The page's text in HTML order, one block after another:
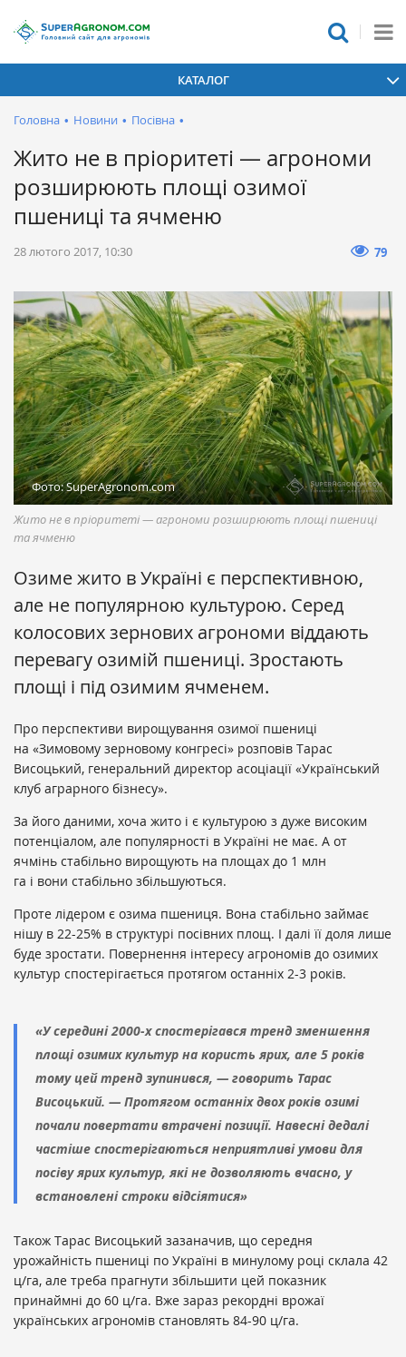
КАТАЛОГ
Головна • Новини • Посівна •
Жито не в пріоритеті — агрономи
розширюють площі озимої
пшениці та ячменю
28 лютого 2017, 10:30 79
Фото: SuperAgronom.com
Жито не в пріоритеті — агрономи розширюють площі пшениці
та ячменю
Озиме жито в Україні є перспективною,
але не популярною культурою. Серед
колосових зернових агрономи віддають
перевагу озимій пшениці. Зростають
площі і під озимим ячменем.
Про перспективи вирощування озимої пшениці
на «Зимовому зерновому конгресі» розповів Тарас
Висоцький, генеральний директор асоціації «Український
клуб аграрного бізнесу».
За його даними, хоча жито і є культурою з дуже високим
потенціалом, але популярності в Україні не має. А от
ячмінь стабільно вирощують на площах до 1 млн
га і вони стабільно збільшуються.
Проте лідером є озима пшениця. Вона стабільно займає
нішу в 22-25% в структурі посівних площ. І далі її доля лише
буде зростати. Повернення інтересу агрономів до озимих
культур спостерігається протягом останніх 2-3 років.
«У середині 2000-х спостерігався тренд зменшення
площі озимих культур на користь ярих, але 5 років
тому цей тренд зупинився, — говорить Тарас
Висоцький. — Протягом останніх двох років озимі
почали повертати втрачені позиції. Навесні дедалі
частіше спостерігаються неприятливі умови для
посіву ярих культур, які не дозволяють вчасно, у
встановлені строки відсіятися»
Також Тарас Висоцький зазаначив, що середня
урожайність пшениці по Україні в минулому році склала 42
ц/га, але треба прагнути збільшити цей показник
принаймні до 60 ц/га. Вже зараз рекордні врожаї
українських агрономів становлять 84-90 ц/га.